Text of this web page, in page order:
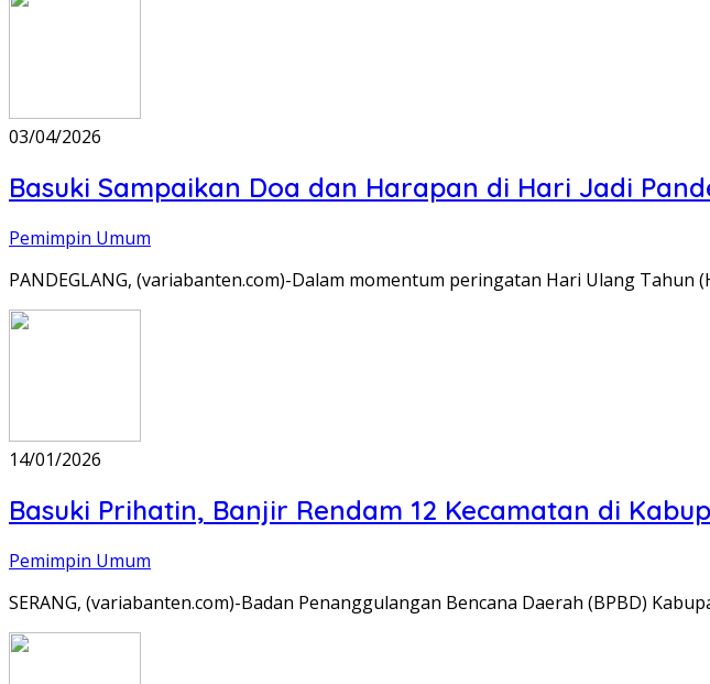
03/04/2026
Basuki Sampaikan Doa dan Harapan di Hari Jadi
Pemimpin Umum
PANDEGLANG, (variabanten.com)-Dalam momentum peringatan Hari Ulang
14/01/2026
Basuki Prihatin, Banjir Rendam 12 Kecamatan di
Pemimpin Umum
SERANG, (variabanten.com)-Badan Penanggulangan Bencana Daerah (BPBD)